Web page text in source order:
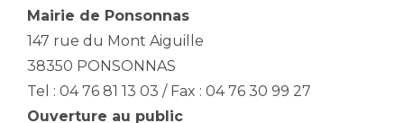
Mairie de Ponsonnas
147 rue du Mont Aiguille
38350 PONSONNAS
Tel : 04 76 81 13 03 / Fax : 04 76 30 99 27
Ouverture au public